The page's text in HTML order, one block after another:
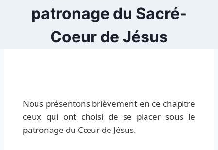
patronage du Sacré-
Coeur de Jésus
Nous présentons brièvement en ce chapitre
ceux qui ont choisi de se placer sous le
patronage du Cœur de Jésus.